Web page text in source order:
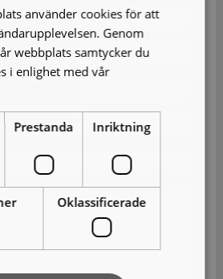
använder cookies för att
Genom
webbplats samtycker du
i enlighet med vår
Prestanda Inriktning
Oklassificerade